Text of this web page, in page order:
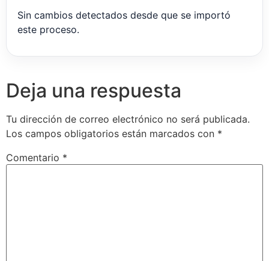
Sin cambios detectados desde que se importó
este proceso.
Deja una respuesta
Tu dirección de correo electrónico no será publicada.
Los campos obligatorios están marcados con *
Comentario *